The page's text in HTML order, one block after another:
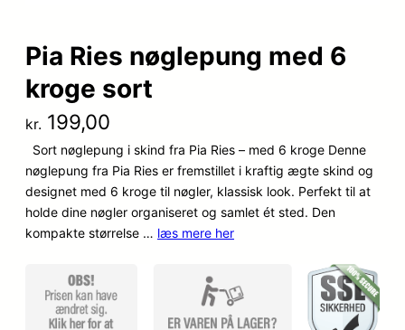
Pia Ries nøglepung med 6
kroge sort
kr. 199,00
Sort nøglepung i skind fra Pia Ries – med 6 kroge Denne
nøglepung fra Pia Ries er fremstillet i kraftig ægte skind og
designet med 6 kroge til nøgler, klassisk look. Perfekt til at
holde dine nøgler organiseret og samlet ét sted. Den
kompakte størrelse … læs mere her